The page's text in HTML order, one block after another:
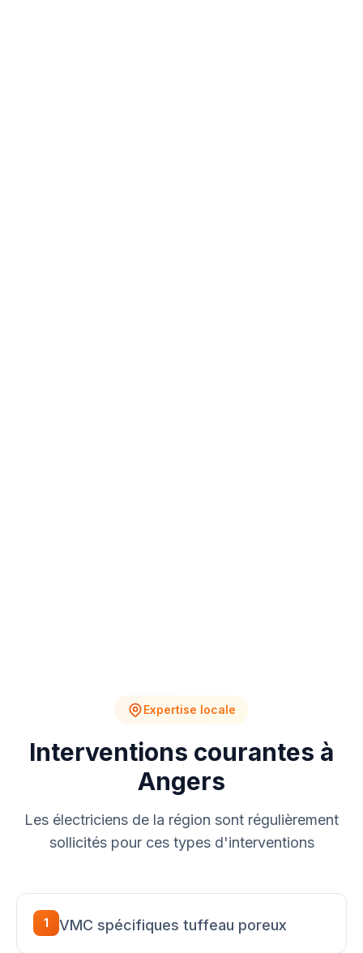
Expertise locale
Interventions courantes à
Angers
Les électriciens de la région sont régulièrement
sollicités pour ces types d'interventions
1 VMC spécifiques tuffeau poreux